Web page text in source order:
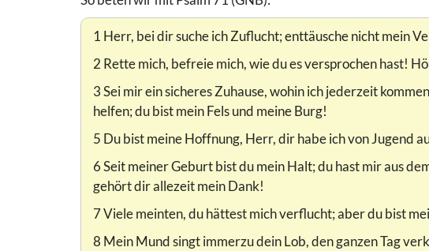
1 Herr, bei dir suche ich Zuflucht; enttäusche nicht mein
2 Rette mich, befreie mich, wie du es versprochen hast!
3 Sei mir ein sicheres Zuhause, wohin ich jederzeit
helfen; du bist mein Fels und meine Burg!
5 Du bist meine Hoffnung, Herr, dir habe ich von Jugend
6 Seit meiner Geburt bist du mein Halt; du hast mir aus
gehört dir allezeit mein Dank!
7 Viele meinten, du hättest mich verflucht; aber du bist
8 Mein Mund singt immerzu dein Lob, den ganzen Tag